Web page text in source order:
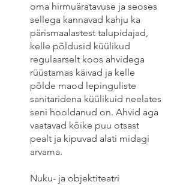
oma hirmuäratavuse ja seoses
sellega kannavad kahju ka
pärismaalastest talupidajad,
kelle põldusid küülikud
regulaarselt koos ahvidega
rüüstamas käivad ja kelle
põlde maod lepinguliste
sanitaridena küülikuid neelates
seni hooldanud on. Ahvid aga
vaatavad kõike puu otsast
pealt ja kipuvad alati midagi
arvama.
Nuku- ja objektiteatri